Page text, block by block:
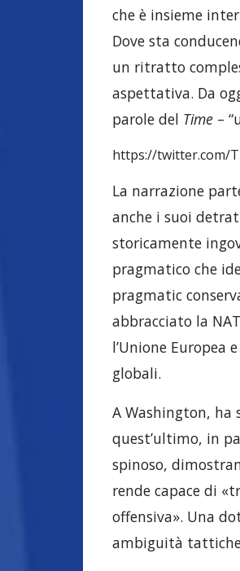
che è insieme
Dove sta
un ritratto
aspettativa. Da
parole del Time–
https://twitter.com/
La narrazione
anche i suoi
storicamente
pragmatico che
pragmatic
abbracciato la
l’Unione
globali.
A Washington, ha
quest’ultimo, in
spinoso,
rende capace di
offensiva». Una
ambiguità